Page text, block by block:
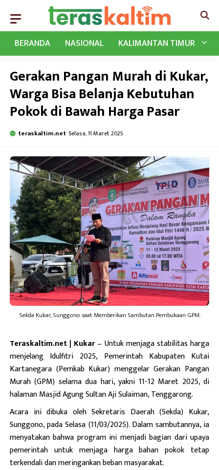
BERANDA
NASIONAL KALIMANTAN TIMUR
Gerakan Pangan Murah di Kukar,
Warga Bisa Belanja Kebutuhan
Pokok di Bawah Harga Pasar
teraskaltim.net Selasa, 11 Maret 2025
Sekda Kukar, Sunggono saat Memberikan Sambutan Pembukaan GPM.
Teraskaltim.net | Kukar– Untuk menjaga stabilitas harga
menjelang Idulfitri 2025, Pemerintah Kabupaten Kutai
Kartanegara (Pemkab Kukar) menggelar Gerakan Pangan
Murah (GPM) selama dua hari, yakni 11-12 Maret 2025, di
halaman Masjid Agung Sultan Aji Sulaiman, Tenggarong.
Acara ini dibuka oleh Sekretaris Daerah (Sekda) Kukar,
Sunggono, pada Selasa (11/03/2025). Dalam sambutannya, ia
menyatakan bahwa program ini menjadi bagian dari upaya
pemerintah untuk menjaga harga bahan pokok tetap
terkendali dan meringankan beban masyarakat.